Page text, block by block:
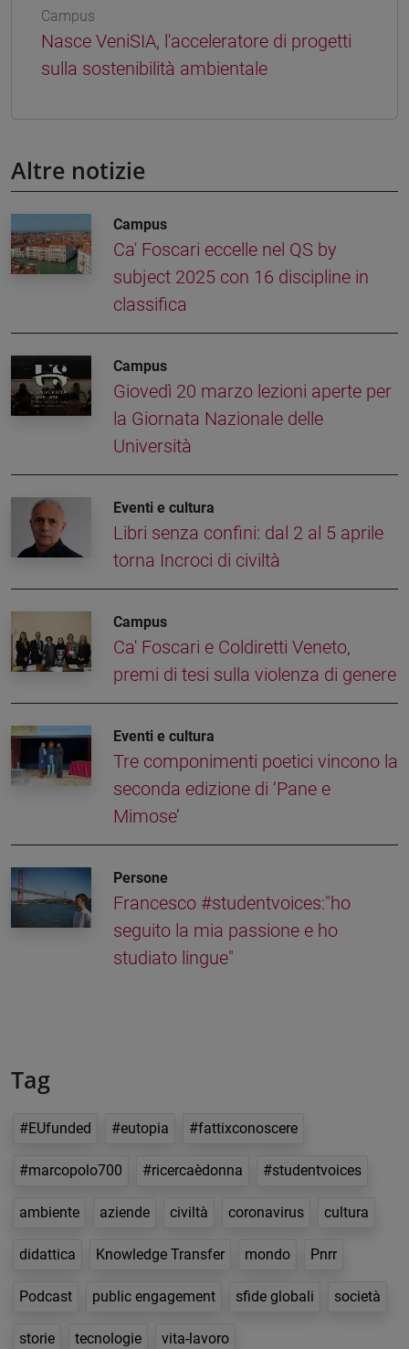
Campus
Nasce VeniSIA, l'acceleratore di progetti
sulla sostenibilità ambientale
Altre notizie
Campus
Ca' Foscari eccelle nel QS by
subject 2025 con 16 discipline in
classifica
Campus
Giovedì 20 marzo lezioni aperte per
la Giornata Nazionale delle
Università
Eventi e cultura
Libri senza confini: dal 2 al 5 aprile
torna Incroci di civiltà
Campus
Ca' Foscari e Coldiretti Veneto,
premi di tesi sulla violenza di genere
Eventi e cultura
Tre componimenti poetici vincono la
seconda edizione di ‘Pane e
Mimose’
Persone
Francesco #studentvoices:"ho
seguito la mia passione e ho
studiato lingue"
Tag
#EUfunded #eutopia #fattixconoscere
#marcopolo700 #ricercaèdonna #studentvoices
ambiente aziende civiltà coronavirus cultura
didattica Knowledge Transfer mondo Pnrr
Podcast public engagement sfide globali società
storie tecnologie vita-lavoro